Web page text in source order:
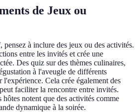
de Jeux ou
à inclure des jeux ou des activités.
entre les invités et crée une
Des quiz sur des thèmes culinaires,
à l'aveugle de différents
Cela crée également des
faciliter la rencontre entre invités.
hôtes notent que des activités comme
dynamique à la soirée.